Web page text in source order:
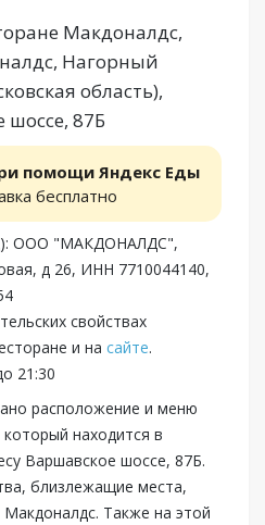
Макдоналдс,
Нагорный
область),
шоссе, 87Б
помощи Яндекс Еды
бесплатно
ООО "МАКДОНАЛДС",
д 26, ИНН 7710044140,
свойствах
и на сайте.
21:30
расположение и меню
находится в
Варшавское шоссе, 87Б.
близлежащие места,
Также на этой